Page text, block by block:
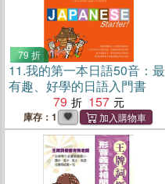
79 折
11.我的第一本日語50音：最
有趣、好學的日語入門書
79
157
庫存：1